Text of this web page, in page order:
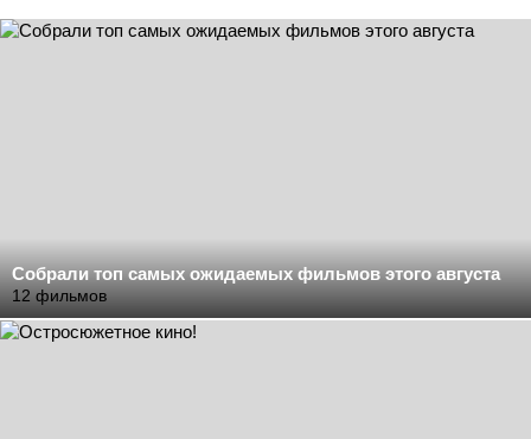
Собрали топ самых ожидаемых фильмов этого августа
12 фильмов